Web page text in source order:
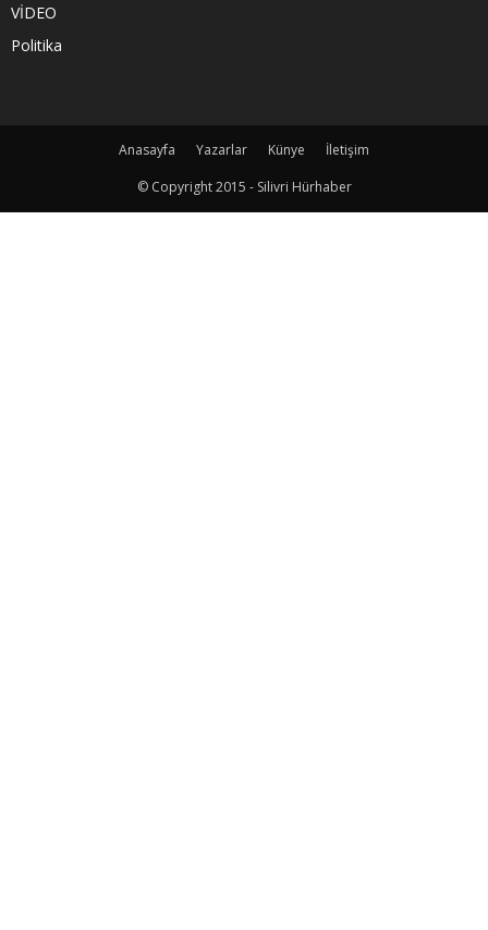
VİDEO
Politika
Anasayfa Yazarlar Künye
İletişim
© Copyright 2015 - Silivri Hürhaber